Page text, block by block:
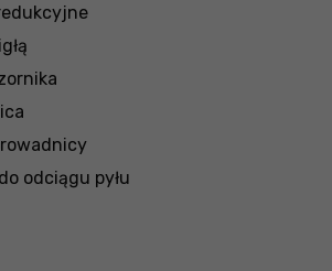
odciągu pyłu